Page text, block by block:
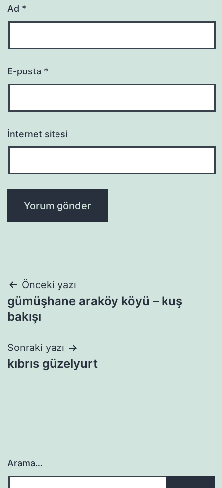
Ad *
E-posta *
İnternet sitesi
Yazı
gezinmesi
Önceki yazı
gümüşhane araköy köyü – kuş
bakışı
Sonraki yazı
kıbrıs güzelyurt
Arama…